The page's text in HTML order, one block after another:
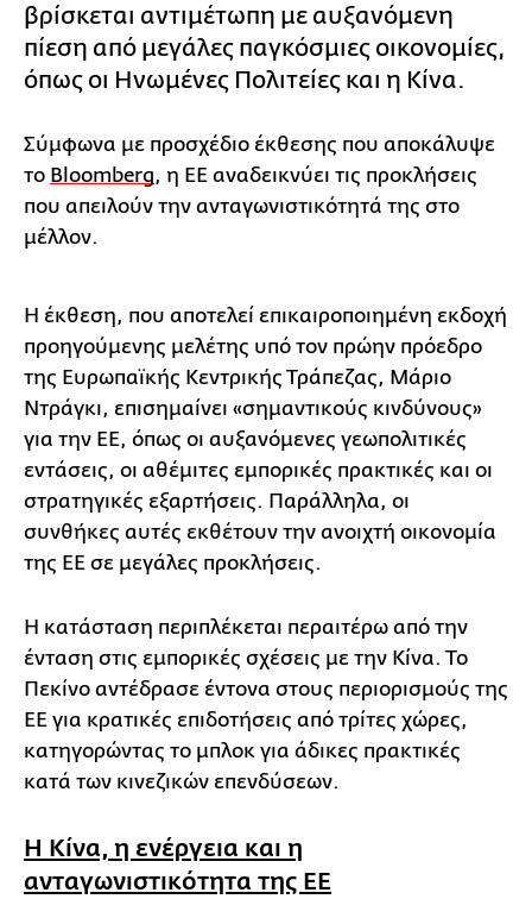
βρίσκεται αντιμέτωπη με αυξανόμενη
πίεση από μεγάλες παγκόσμιες οικονομίες,
όπως οι Ηνωμένες Πολιτείες και η Κίνα.
Σύμφωνα με προσχέδιο έκθεσης που αποκάλυψε
το Bloomberg, η ΕΕ αναδεικνύει τις προκλήσεις
που απειλούν την ανταγωνιστικότητά της στο
μέλλον.
Η έκθεση, που αποτελεί επικαιροποιημένη εκδοχή
προηγούμενης μελέτης υπό τον πρώην πρόεδρο
της Ευρωπαϊκής Κεντρικής Τράπεζας, Μάριο
Ντράγκι, επισημαίνει «σημαντικούς κινδύνους»
για την ΕΕ, όπως οι αυξανόμενες γεωπολιτικές
εντάσεις, οι αθέμιτες εμπορικές πρακτικές και οι
στρατηγικές εξαρτήσεις. Παράλληλα, οι
συνθήκες αυτές εκθέτουν την ανοιχτή οικονομία
της ΕΕ σε μεγάλες προκλήσεις.
Η κατάσταση περιπλέκεται περαιτέρω από την
ένταση στις εμπορικές σχέσεις με την Κίνα. Το
Πεκίνο αντέδρασε έντονα στους περιορισμούς της
ΕΕ για κρατικές επιδοτήσεις από τρίτες χώρες,
κατηγορώντας το μπλοκ για άδικες πρακτικές
κατά των κινεζικών επενδύσεων.
Η Κίνα, η ενέργεια και η
ανταγωνιστικότητα της ΕΕ